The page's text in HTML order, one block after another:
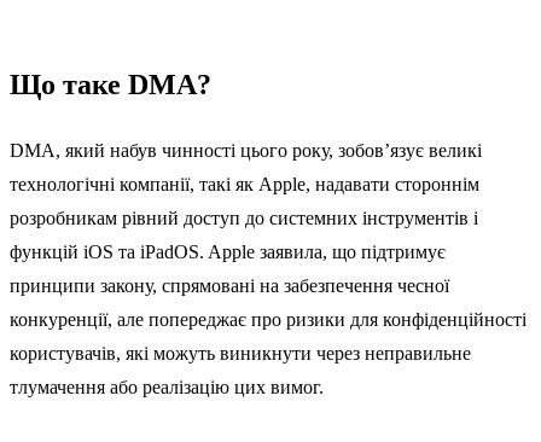
Що таке DMA?
DMA, який набув чинності цього року, зобов’язує великі
технологічні компанії, такі як Apple, надавати стороннім
розробникам рівний доступ до системних інструментів і
функцій iOS та iPadOS. Apple заявила, що підтримує
принципи закону, спрямовані на забезпечення чесної
конкуренції, але попереджає про ризики для конфіденційності
користувачів, які можуть виникнути через неправильне
тлумачення або реалізацію цих вимог.